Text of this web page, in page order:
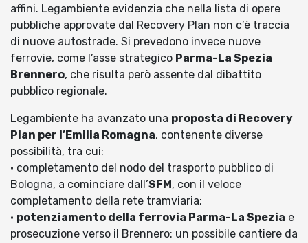
affini. Legambiente evidenzia che nella lista di opere
pubbliche approvate dal Recovery Plan non c’è traccia
di nuove autostrade. Si prevedono invece nuove
ferrovie, come l’asse strategico Parma-La Spezia
Brennero, che risulta però assente dal dibattito
pubblico regionale.
Legambiente ha avanzato una proposta di Recovery
Plan per l’Emilia Romagna, contenente diverse
possibilità, tra cui:
· completamento del nodo del trasporto pubblico di
Bologna, a cominciare dall’SFM , con il veloce
completamento della rete tramviaria;
· potenziamento della ferrovia Parma-La Spezia e
prosecuzione verso il Brennero: un possibile cantiere da